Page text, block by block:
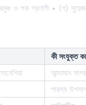
ও পক প্রণালী • (গ) সুয়েজ
কী সংযুক্ত
আন্দামান
পারস্য